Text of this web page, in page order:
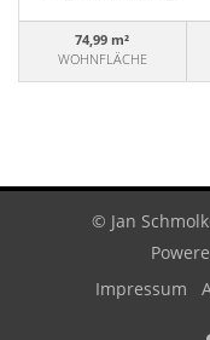
74,99 m²
WOHNFLÄCHE
© Jan
Impressum